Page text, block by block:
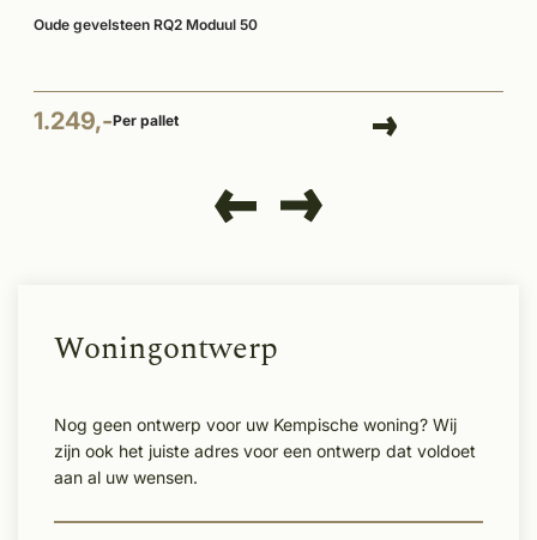
Oude gevelsteen RQ2 Moduul 50
1.249,-Per pallet
Woningontwerp
Nog geen ontwerp voor uw Kempische woning? Wij
zijn ook het juiste adres voor een ontwerp dat voldoet
aan al uw wensen.